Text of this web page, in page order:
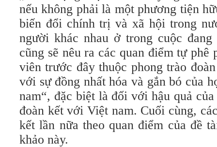
nếu không phải là một phương tiện
biến đổi chính trị và xã hội trong
người khác nhau ở trong cuộc
cũng sẽ nêu ra các quan điểm tự phê
viên trước đây thuộc phong trào
với sự đồng nhất hóa và gắn bó của
nam“, đặc biệt là đối với hậu quả
đoàn kết với Việt nam. Cuối cùng,
kết lần nữa theo quan điểm của đề
khảo này.